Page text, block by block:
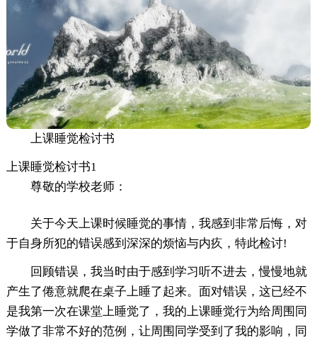
上课睡觉检讨书
上课睡觉检讨书1
尊敬的学校老师：
关于今天上课时候睡觉的事情，我感到非常后悔，对
于自身所犯的错误感到深深的烦恼与内疚，特此检讨!
回顾错误，我当时由于感到学习听不进去，慢慢地就
产生了倦意就爬在桌子上睡了起来。面对错误，这已经不
是我第一次在课堂上睡觉了，我的上课睡觉行为给周围同
学做了非常不好的范例，让周围同学受到了我的影响，同